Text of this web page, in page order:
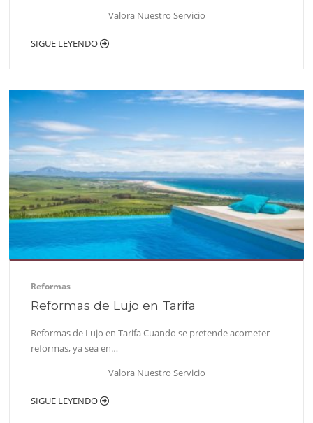
Valora Nuestro Servicio
SIGUE LEYENDO
Reformas
Reformas de Lujo en Tarifa
Reformas de Lujo en Tarifa Cuando se pretende acometer
reformas, ya sea en…
Valora Nuestro Servicio
SIGUE LEYENDO